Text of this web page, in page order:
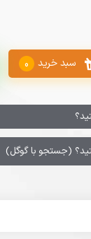
سبد خرید 0